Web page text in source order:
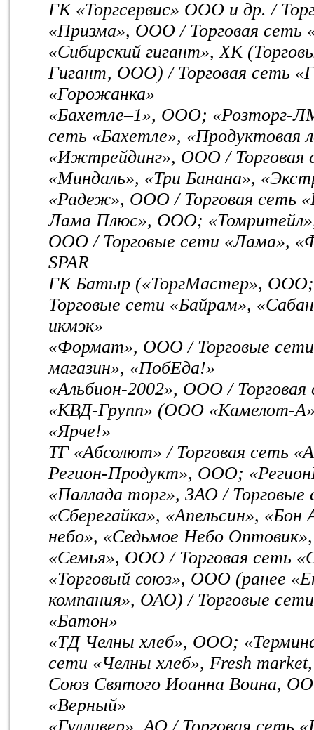
ГК «Торгсервис» ООО и др. /
«Призма», ООО / Торговая сеть
«Сибирский гигант», ХК
Гигант, ООО) / Торговая сеть
«Горожанка»
«Бахетле–1», ООО; «Розторг-
сеть «Бахетле», «Продуктовая
«Ижтрейдинг», ООО / Торговая
«Миндаль», «Три Банана»,
«Радеж», ООО / Торговая сеть
Лама Плюс», ООО;
ООО / Торговые сети «Лама»,
SPAR
ГК Батыр («ТоргМастер»,
Торговые сети «Байрам»,
икмэк»
«Формат», ООО / Торговые
магазин», «ПобЕда!»
«Альбион-2002», ООО / Торговая
«КВД-Групп» (ООО «Камелот-
«Ярче!»
ТГ «Абсолют» / Торговая сеть
Регион-Продукт», ООО;
«Паллада торг», ЗАО / Торговые
«Сберегайка», «Апельсин»,
небо», «Седьмое Небо
«Семья», ООО / Торговая сеть
«Торговый союз», ООО (ранее
компания», ОАО) / Торговые
«Батон»
«ТД Челны хлеб», ООО;
сети «Челны хлеб», Fresh
Союз Святого Иоанна Воина,
«Верный»